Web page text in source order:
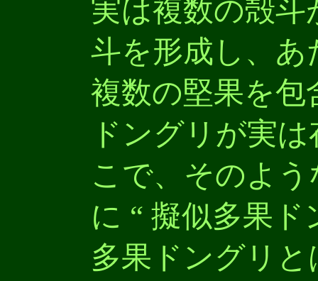
実は複数の殻
斗を形成し、
複数の堅果を
ドングリが実
こで、そのよ
に “ 擬似多果
多果ドングリ